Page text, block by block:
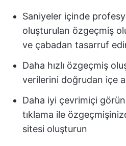
Saniyeler içinde
oluşturulan özgeçmiş
ve çabadan tasarruf
Daha hızlı özgeçmiş
verilerini doğrudan içe
Daha iyi çevrimiçi
tıklama ile
sitesi oluşturun